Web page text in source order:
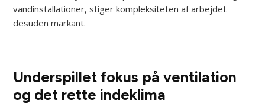
vandinstallationer, stiger kompleksiteten af arbejdet
desuden markant.
Underspillet fokus på ventilation
og det rette indeklima